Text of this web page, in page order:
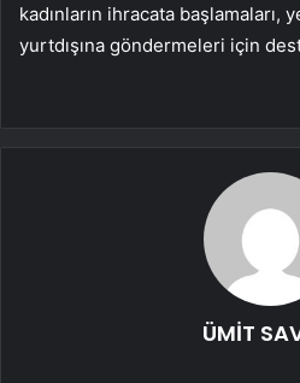
kadınların ihracata başlamaları,
yurtdışına göndermeleri için
ÜMİT